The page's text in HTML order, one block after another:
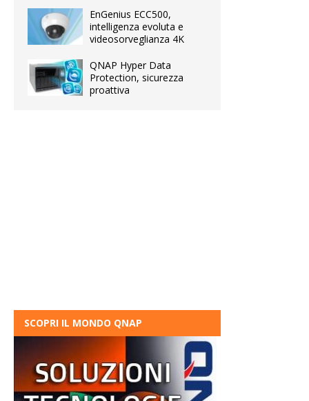
EnGenius ECC500,
intelligenza evoluta e
videosorveglianza 4K
QNAP Hyper Data
Protection, sicurezza
proattiva
SCOPRI IL MONDO QNAP